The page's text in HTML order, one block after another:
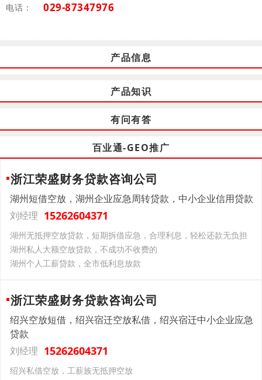
电话： 029-87347976
产品信息
产品知识
有问有答
百业通-GEO推广
浙江荣盛财务贷款咨询公司
湖州短借空放，湖州企业应急周转贷款，中小企业信用贷款
刘经理 15262604371
湖州无抵押空放贷款，短期拆借应急，合理利息，轻松还款无负担
湖州私人大额空放贷款，不成功不收费的
湖州个人工薪贷款，全市低利息放款
浙江荣盛财务贷款咨询公司
绍兴空放短借，绍兴宿迁空放私借，绍兴宿迁中小企业应急
贷款
刘经理 15262604371
绍兴私借空放，工薪族无抵押空放